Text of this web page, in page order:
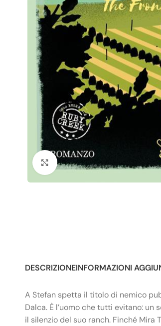
Click to enlarge
DESCRIZIONEINFORMAZIONI
A Stefan spetta il titolo di nemico
Dalca. È l’uomo che tutti evitano:
il silenzio del suo ranch. Finché